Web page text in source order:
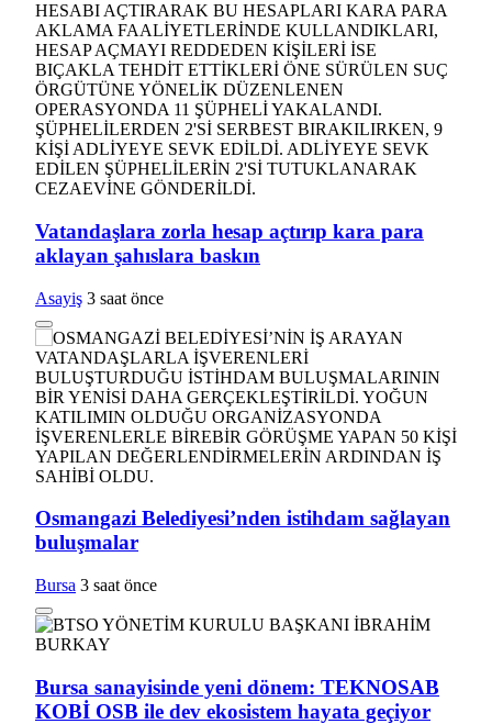
Vatandaşlara zorla hesap açtırıp kara para
aklayan şahıslara baskın
Asayiş 3 saat önce
Osmangazi Belediyesi’nden istihdam sağlayan
buluşmalar
Bursa 3 saat önce
Bursa sanayisinde yeni dönem: TEKNOSAB
KOBİ OSB ile dev ekosistem hayata geçiyor